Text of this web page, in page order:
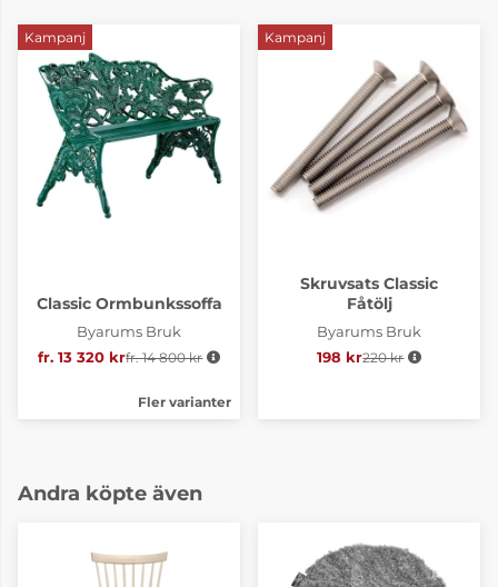
Kampanj
Classic Ormbunkssoffa
Byarums Bruk
fr. 13 320 krOrdinarie pris:
fr. 14 800 kr
Fler varianter
Kampanj
Skruvsats Classic
Fåtölj
Byarums Bruk
198 kr Ordinarie pris:
220 kr
Andra köpte även